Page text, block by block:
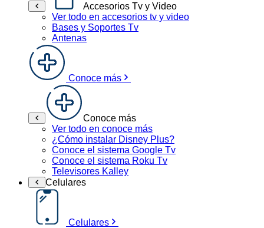
Accesorios Tv y Video
Ver todo en accesorios tv y video
Bases y Soportes Tv
Antenas
Conoce más
Conoce más
Ver todo en conoce más
¿Cómo instalar Disney Plus?
Conoce el sistema Google Tv
Conoce el sistema Roku Tv
Televisores Kalley
Celulares
Celulares